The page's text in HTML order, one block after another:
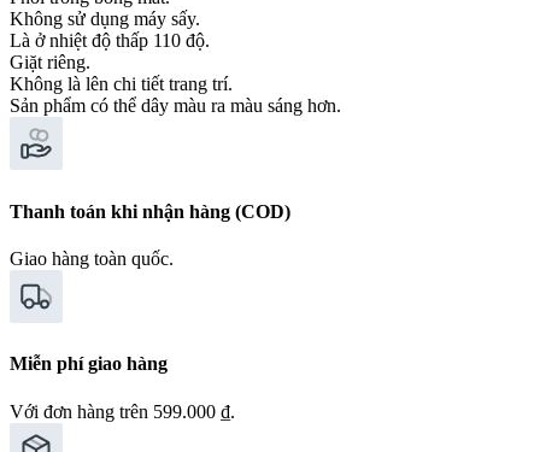
Không sử dụng máy sấy.
Là ở nhiệt độ thấp 110 độ.
Giặt riêng.
Không là lên chi tiết trang trí.
Sản phẩm có thể dây màu ra màu sáng hơn.
Thanh toán khi nhận hàng (COD)
Giao hàng toàn quốc.
Miễn phí giao hàng
Với đơn hàng trên 599.000 ₫.